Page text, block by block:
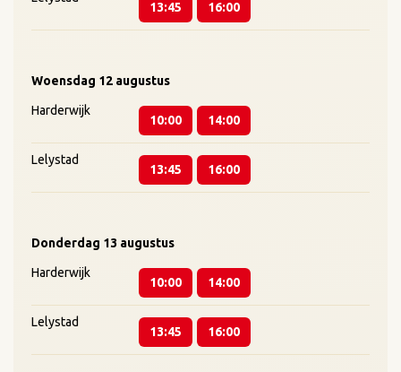
13:45 16:00
Woensdag 12 augustus
Harderwijk
10:00 14:00
Lelystad
13:45 16:00
Donderdag 13 augustus
Harderwijk
10:00 14:00
Lelystad
13:45 16:00